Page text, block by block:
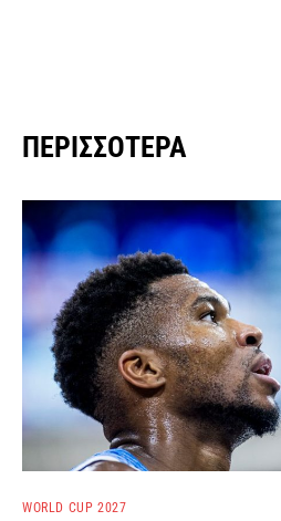
ΠΕΡΙΣΣΌΤΕΡΑ
WORLD CUP 2027